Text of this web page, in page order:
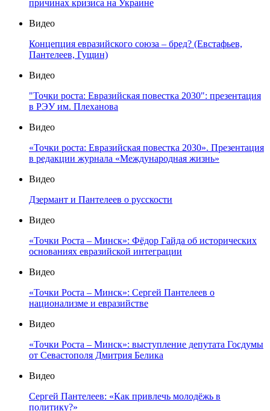
причинах кризиса на Украине
Видео
Концепция евразийского союза – бред? (Евстафьев,
Пантелеев, Гущин)
Видео
"Точки роста: Евразийская повестка 2030": презентация
в РЭУ им. Плеханова
Видео
«Точки роста: Евразийская повестка 2030». Презентация
в редакции журнала «Международная жизнь»
Видео
Дзермант и Пантелеев о русскости
Видео
«Точки Роста – Минск»: Фёдор Гайда об исторических
основаниях евразийской интеграции
Видео
«Точки Роста – Минск»: Сергей Пантелеев о
национализме и евразийстве
Видео
«Точки Роста – Минск»: выступление депутата Госдумы
от Севастополя Дмитрия Белика
Видео
Сергей Пантелеев: «Как привлечь молодёжь в
политику?»